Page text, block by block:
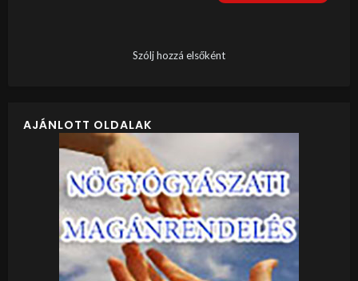
Szólj hozzá elsőként
AJÁNLOTT OLDALAK